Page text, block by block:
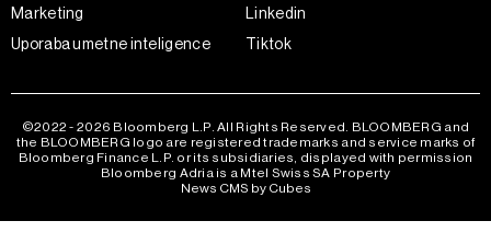
Marketing
Uporaba umetne inteligence
Linkedin
Tiktok
©2022 - 2026 Bloomberg L.P. All Rights Reserved. BLOOMBERG and
the BLOOMBERG logo are registered trademarks and service marks of
Bloomberg Finance L.P. or its subsidiaries, displayed with permission
Bloomberg Adria is a Mtel Swiss SA Property
News CMS by Cubes